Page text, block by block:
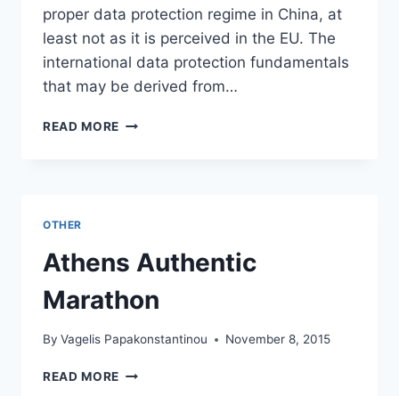
proper data protection regime in China, at
least not as it is perceived in the EU. The
international data protection fundamentals
that may be derived from…
READ MORE LIBE
CHINA
OTHER
Athens Authentic
Marathon
By Vagelis Papakonstantinou November 8, 2015
READ MORE ATHENS